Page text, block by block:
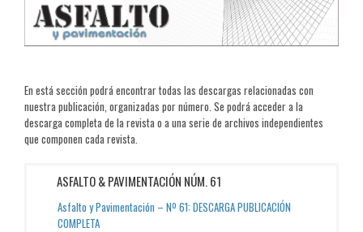
En está sección podrá encontrar todas las descargas relacionadas con
nuestra publicación, organizadas por número. Se podrá acceder a la
descarga completa de la revista o a una serie de archivos independientes
que componen cada revista.
ASFALTO & PAVIMENTACIÓN NÚM. 61
Asfalto y Pavimentación – Nº 61: DESCARGA PUBLICACIÓN
COMPLETA